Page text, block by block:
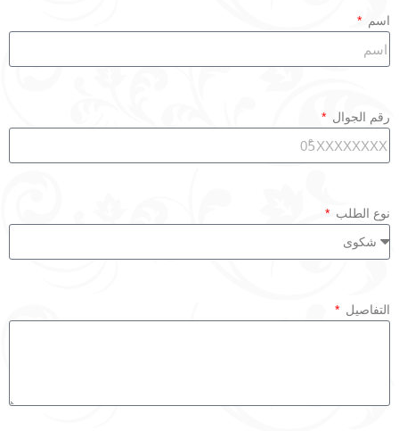
اسم
رقم الجوال
نوع الطلب
التفاصيل